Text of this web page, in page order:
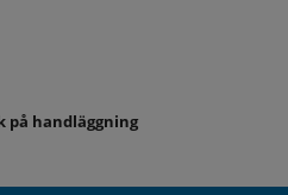
på handläggning